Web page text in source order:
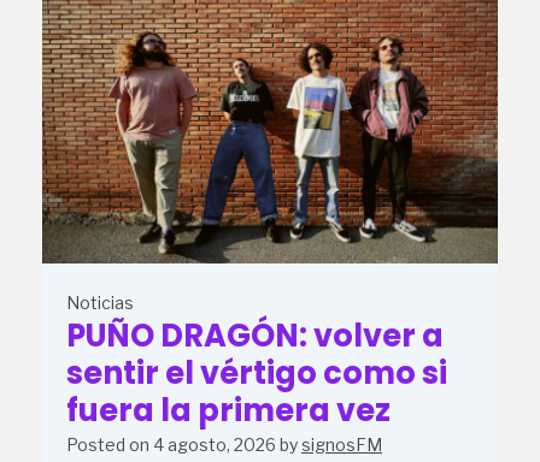
Noticias
PUÑO DRAGÓN: volver a
sentir el vértigo como si
fuera la primera vez
Posted on 4 agosto, 2026 bysignosFM